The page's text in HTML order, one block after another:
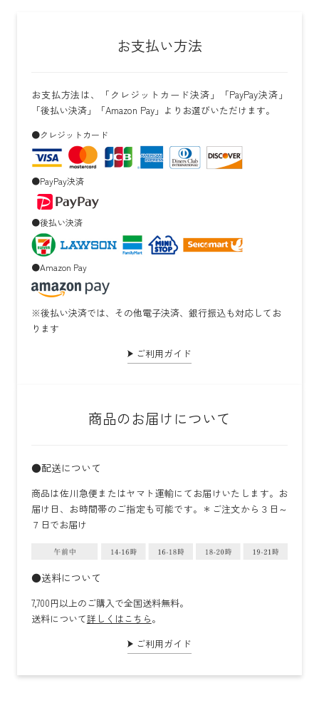
お支払い方法
お支払方法は、「クレジットカード決済」「PayPay決済」
「後払い決済」「Amazon Pay」よりお選びいただけます。
●クレジットカード
●PayPay決済
●後払い決済
●Amazon Pay
※後払い決済では、その他電子決済、銀行振込も対応してお
ります
ご利用ガイド
商品のお届けについて
●配送について
商品は佐川急便またはヤマト運輸にてお届けいたします。お
届け日、お時間帯のご指定も可能です。＊ご注文から３日～
７日でお届け
●送料について
7,700円以上のご購入で全国送料無料。
送料について詳しくはこちら。
ご利用ガイド